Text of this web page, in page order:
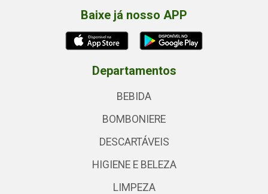
Baixe já nosso APP
Departamentos
BEBIDA
BOMBONIERE
DESCARTÁVEIS
HIGIENE E BELEZA
LIMPEZA